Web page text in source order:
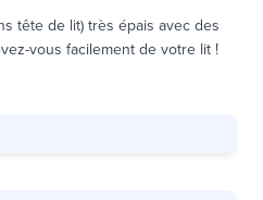
tête de lit) très épais avec des
vous facilement de votre lit !